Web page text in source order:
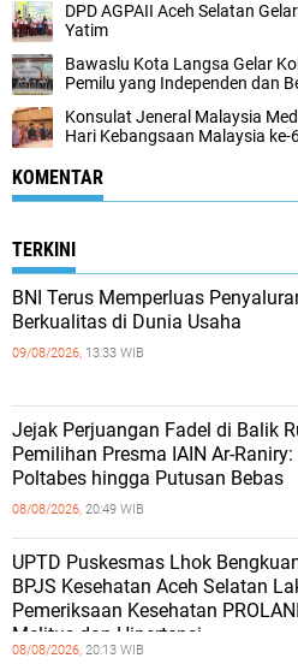
DPD AGPAII Aceh Selatan
Yatim
Bawaslu Kota Langsa Gelar
Pemilu yang Independen dan
Konsulat Jeneral Malaysia
Hari Kebangsaan Malaysia ke-
KOMENTAR
TERKINI
BNI Terus Memperluas
Berkualitas di Dunia Usaha
09/08/2026, 13:33 WIB
Jejak Perjuangan Fadel di Balik
Pemilihan Presma IAIN Ar-
Poltabes hingga Putusan Bebas
08/08/2026, 20:49 WIB
UPTD Puskesmas Lhok
BPJS Kesehatan Aceh Selatan
Pemeriksaan Kesehatan
Melitus dan Hipertensi
08/08/2026, 20:13 WIB